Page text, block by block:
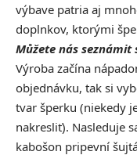
výbave patria aj
doplnkov, ktorými
Můžete nás seznámit
Výroba začína
objednávku, tak si
tvar šperku (niekedy
nakresliť). Nasleduje
kabošon pripevní